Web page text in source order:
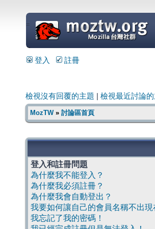
=
登入 註冊
檢視沒有回覆的主題 檢視最近討論的
MozTW» 討論區首頁
登入和註冊問題
為什麼我不能登入？
為什麼我必須註冊？
為什麼我會自動登出？
我要如何讓自己的會員名稱不出現
我忘記了我的密碼！